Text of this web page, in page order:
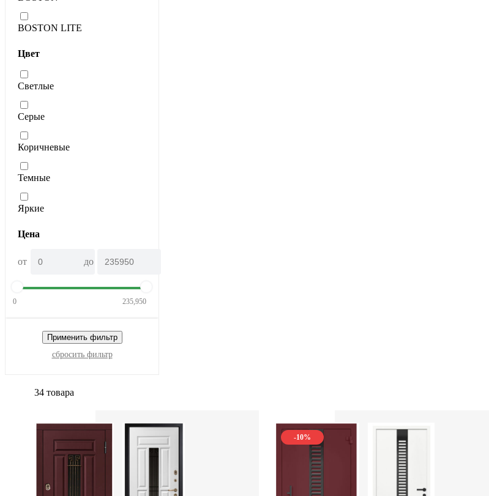
BOSTON LITE
Цвет
Светлые
Серые
Коричневые
Темные
Яркие
Цена
от до
0 235,950
Применить фильтр
сбросить фильтр
34 товара
-10%